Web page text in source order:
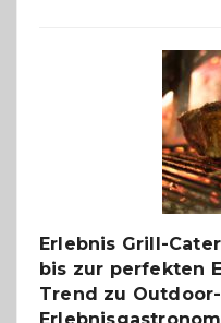
Erlebnis Grill-
bis zur perfekten
Trend zu